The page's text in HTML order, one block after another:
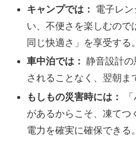
キャンプでは：
電子レ
い、不便さを楽しむので
同じ快適さ」を享受する。
車中泊では： 静音設計の
されることなく、翌朝ま
もしもの災害時には：
があるからこそ、凍てつ
電力を確実に確保できる。